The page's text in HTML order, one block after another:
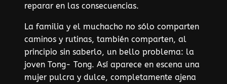
reparar en las consecuencias.
La familia y el muchacho no sólo comparten
caminos y rutinas, también comparten, al
principio sin saberlo, un bello problema: la
joven Tong- Tong. Así aparece en escena una
mujer pulcra y dulce, completamente ajena